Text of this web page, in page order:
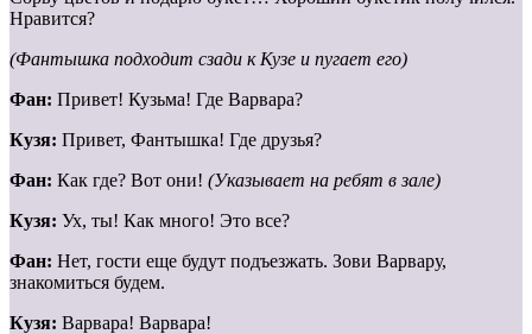
Нравится?
(Фантышка подходит сзади к Кузе и пугает его)
Фан: Привет! Кузьма! Где Варвара?
Кузя: Привет, Фантышка! Где друзья?
Фан: Как где? Вот они! (Указывает на ребят в зале)
Кузя: Ух, ты! Как много! Это все?
Фан: Нет, гости еще будут подъезжать. Зови Варвару,
знакомиться будем.
Кузя: Варвара! Варвара!